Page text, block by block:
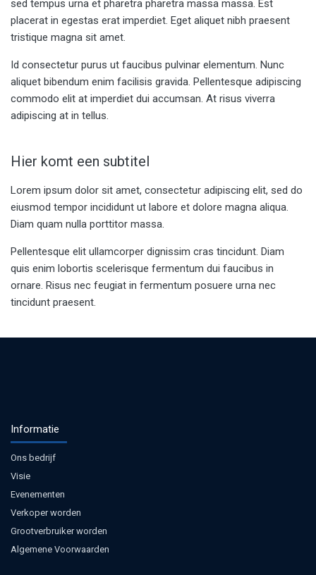
sed tempus urna et pharetra pharetra massa massa. Est
placerat in egestas erat imperdiet. Eget aliquet nibh praesent
tristique magna sit amet.
Id consectetur purus ut faucibus pulvinar elementum. Nunc
aliquet bibendum enim facilisis gravida. Pellentesque adipiscing
commodo elit at imperdiet dui accumsan. At risus viverra
adipiscing at in tellus.
Hier komt een subtitel
Lorem ipsum dolor sit amet, consectetur adipiscing elit, sed do
eiusmod tempor incididunt ut labore et dolore magna aliqua.
Diam quam nulla porttitor massa.
Pellentesque elit ullamcorper dignissim cras tincidunt. Diam
quis enim lobortis scelerisque fermentum dui faucibus in
ornare. Risus nec feugiat in fermentum posuere urna nec
tincidunt praesent.
Informatie
Ons bedrijf
Visie
Evenementen
Verkoper worden
Grootverbruiker worden
Algemene Voorwaarden